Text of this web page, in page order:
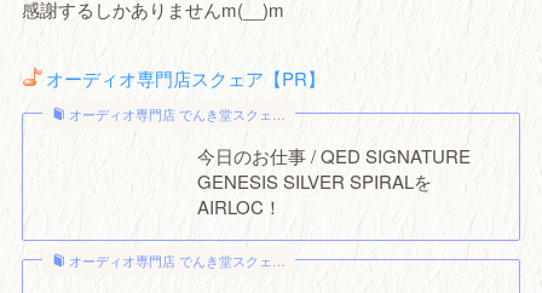
感謝するしかありませんm(__)m
オーディオ専門店スクェア【PR】
オーディオ専門店 でんき堂スクェ…
今日のお仕事 / QED SIGNATURE
GENESIS SILVER SPIRALを
AIRLOC！
オーディオ専門店 でんき堂スクェ…